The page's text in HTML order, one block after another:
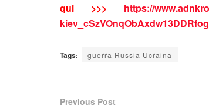
qui >>>
https://
kiev_cSzVOnqObAxdw13DDRfog
Tags: guerra Russia Ucraina
Previous Post